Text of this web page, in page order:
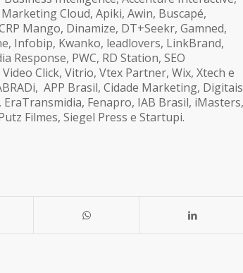
Cloud, Apiki, Awin, Buscapé,
Mango, Dinamize, DT+Seekr, Gamned,
Infobip, Kwanko, leadlovers, LinkBrand,
Response, PWC, RD Station, SEO
Click, Vitrio, Vtex Partner, Wix, Xtech e
APP Brasil, Cidade Marketing, Digitais
Fenapro, IAB Brasil, iMasters,
Filmes, Siegel Press e Startupi.